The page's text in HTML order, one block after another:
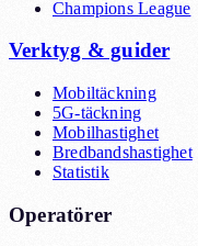
Champions League
Verktyg & guider
Mobiltäckning
5G-täckning
Mobilhastighet
Bredbandshastighet
Statistik
Operatörer